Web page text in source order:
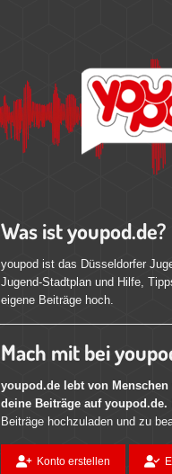
Was ist youpod.de?
youpod ist das Düsseldorfer
Jugend-Stadtplan und Hilfe,
eigene Beiträge hoch.
Mach mit bei
youpod.de lebt von
deine Beiträge auf youpod.de.
Beiträge hochzuladen und zu
Konto erstellen